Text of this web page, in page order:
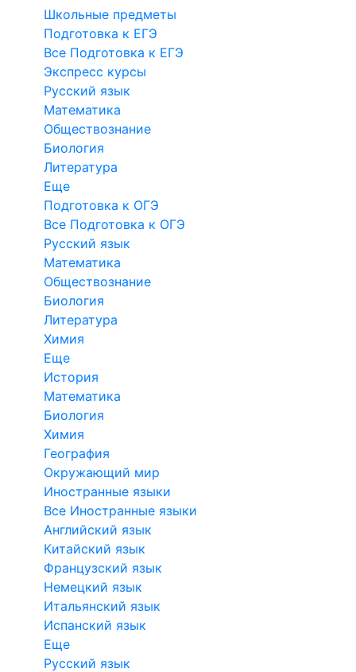
Школьные предметы
Подготовка к ЕГЭ
Все Подготовка к ЕГЭ
Экспресс курсы
Русский язык
Математика
Обществознание
Биология
Литература
Еще
Подготовка к ОГЭ
Все Подготовка к ОГЭ
Русский язык
Математика
Обществознание
Биология
Литература
Химия
Еще
История
Математика
Биология
Химия
География
Окружающий мир
Иностранные языки
Все Иностранные языки
Английский язык
Китайский язык
Французский язык
Немецкий язык
Итальянский язык
Испанский язык
Еще
Русский язык